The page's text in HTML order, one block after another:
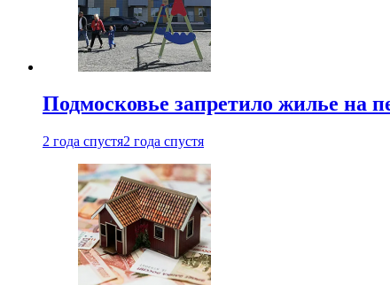
Подмосковье запретило жилье на
2 года спустя2 года спустя